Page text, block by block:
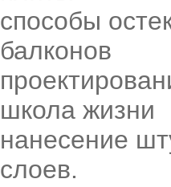
способы
балконов
школа жизни
нанесение
слоев.